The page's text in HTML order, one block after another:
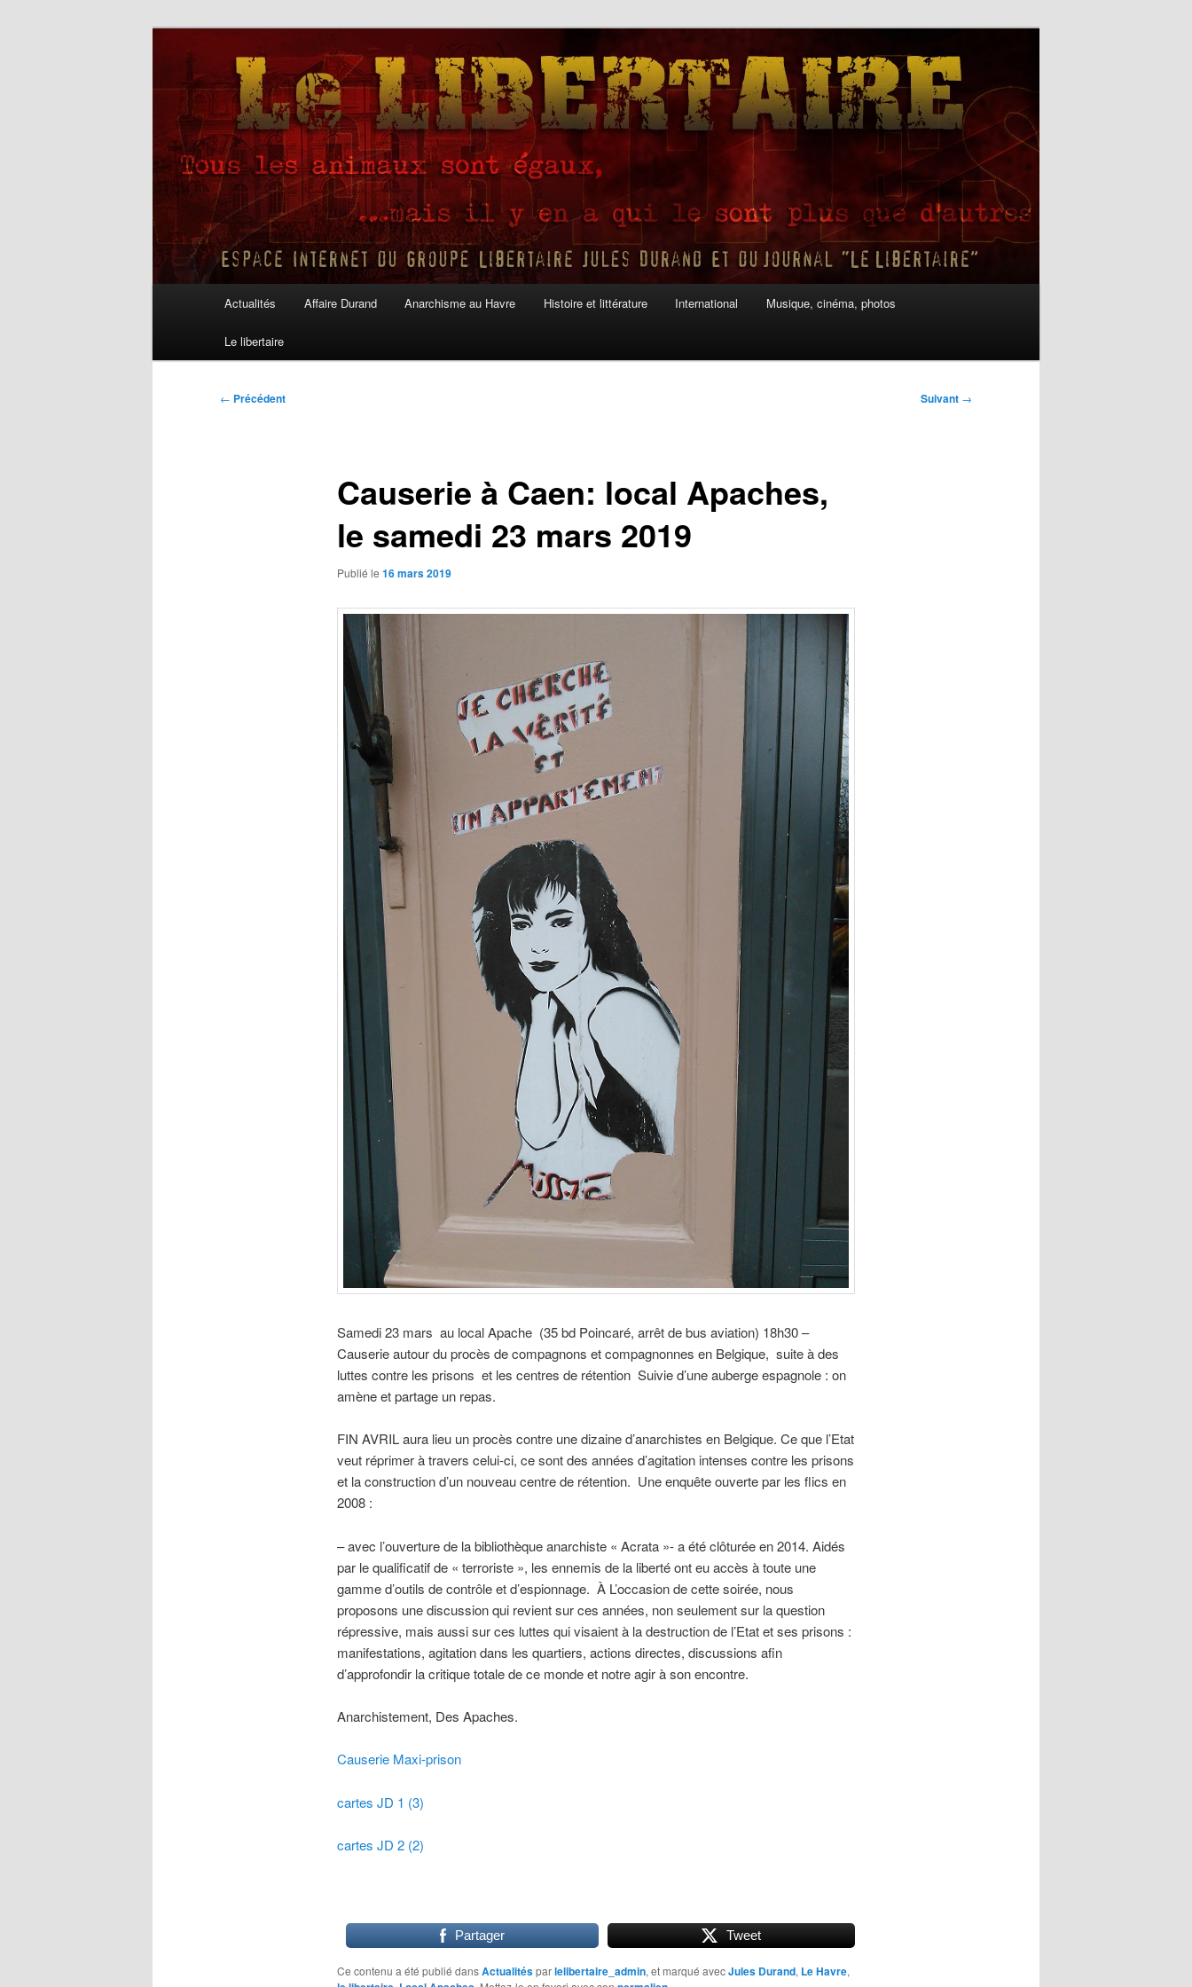
Le Libertaire
Actualités Affaire Durand Anarchisme au Havre Histoire et littérature International Musique, cinéma, photos
Le libertaire
Navigation
← Précédent Suivant →
Causerie à Caen: local Apaches,
le samedi 23 mars 2019
Publié le 16 mars 2019
Samedi 23 mars au local Apache (35 bd Poincaré, arrêt de bus aviation) 18h30 –
Causerie autour du procès de compagnons et compagnonnes en Belgique, suite à des
luttes contre les prisons et les centres de rétention Suivie d’une auberge espagnole : on
amène et partage un repas.
FIN AVRIL aura lieu un procès contre une dizaine d’anarchistes en Belgique. Ce que l’Etat
veut réprimer à travers celui-ci, ce sont des années d’agitation intenses contre les prisons
et la construction d’un nouveau centre de rétention. Une enquête ouverte par les flics en
2008 :
– avec l’ouverture de la bibliothèque anarchiste « Acrata »- a été clôturée en 2014. Aidés
par le qualificatif de « terroriste », les ennemis de la liberté ont eu accès à toute une
gamme d’outils de contrôle et d’espionnage. À L’occasion de cette soirée, nous
proposons une discussion qui revient sur ces années, non seulement sur la question
répressive, mais aussi sur ces luttes qui visaient à la destruction de l’Etat et ses prisons :
manifestations, agitation dans les quartiers, actions directes, discussions afin
d’approfondir la critique totale de ce monde et notre agir à son encontre.
Anarchistement, Des Apaches.
Causerie Maxi-prison
cartes JD 1 (3)
cartes JD 2 (2)
Partager Tweet
Ce contenu a été publié dansActualitésparlelibertaire_admin, et marqué avecJules Durand, Le Havre,